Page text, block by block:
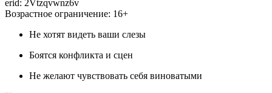
erid: 2Vtzqvwnz6v
Возрастное ограничение: 16+
Не хотят видеть ваши слезы
Боятся конфликта и сцен
Не желают чувствовать себя виноватыми